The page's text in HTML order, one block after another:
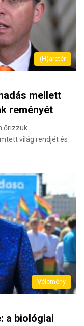
(H)arctér
mellett
reményét
őrizzük
világ rendjét és
Vélemény
a biológiai